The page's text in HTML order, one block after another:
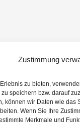
Zustimmung
zu bieten,
speichern bzw. darauf
können wir Daten wie das
Wenn Sie Ihre
Merkmale und